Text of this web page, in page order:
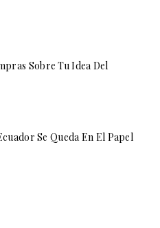
Sobre Tu Idea Del
Se Queda En El Papel